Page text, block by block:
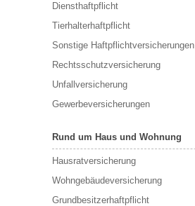
Diensthaftpflicht
Tierhalterhaftpflicht
Sonstige Haftpflichtversicherungen
Rechtsschutzversicherung
Unfallversicherung
Gewerbeversicherungen
Rund um Haus und Wohnung
Hausratversicherung
Wohngebäudeversicherung
Grundbesitzerhaftpflicht